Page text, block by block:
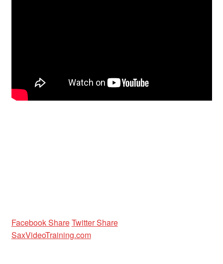
WORKSHOP
Facebook ShareTwitter Share
SaxVideoTraining.com